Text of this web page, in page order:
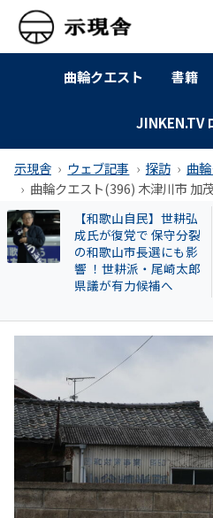
曲輪クエスト 書籍
JINKEN.TV
示現舎 ウェブ記事 探訪
曲
曲輪クエスト(396) 木津川市 加
曲輪クエスト(462) 島
本町広瀬